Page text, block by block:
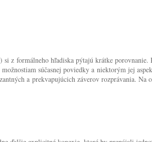
si z formálneho hľadiska pýtajú krátke porovnanie.
súčasnej poviedky a niektorým jej
a prekvapujúcich záverov rozprávania. Na